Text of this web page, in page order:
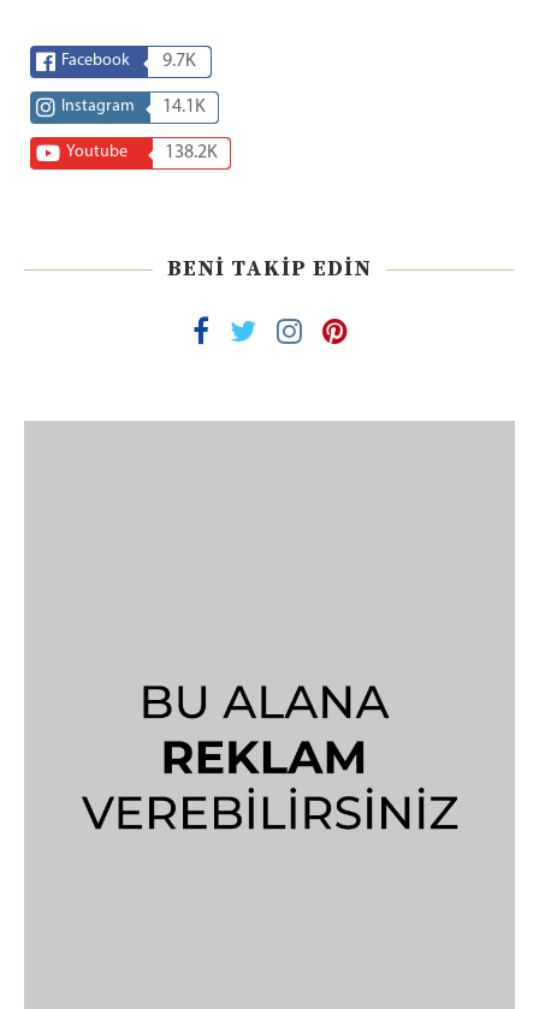
Facebook 9.7K
Instagram 14.1K
Youtube 138.2K
BENI TAKIP EDIN